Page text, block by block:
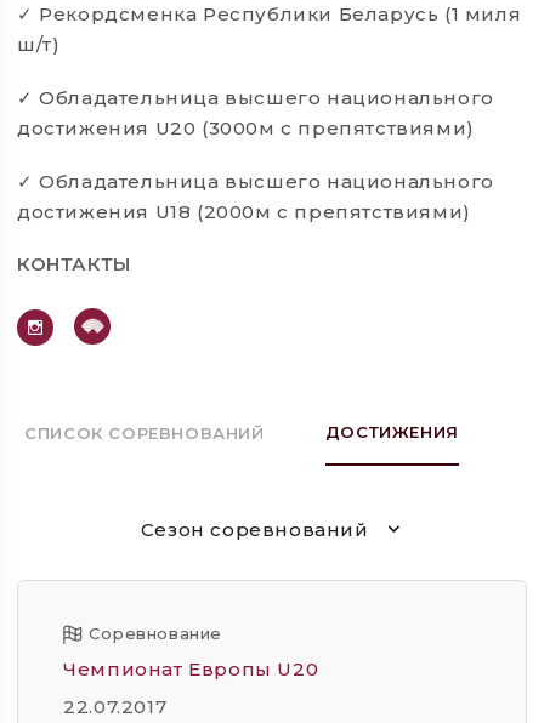
✓ Рекордсменка Республики Беларусь (1 миля
ш/т)
✓ Обладательница высшего национального
достижения U20 (3000м с препятствиями)
✓ Обладательница высшего национального
достижения U18 (2000м с препятствиями)
КОНТАКТЫ
СПИСОК СОРЕВНОВАНИЙ ДОСТИЖЕНИЯ
Сезон соревнований
Соревнование
Чемпионат Европы U20
22.07.2017